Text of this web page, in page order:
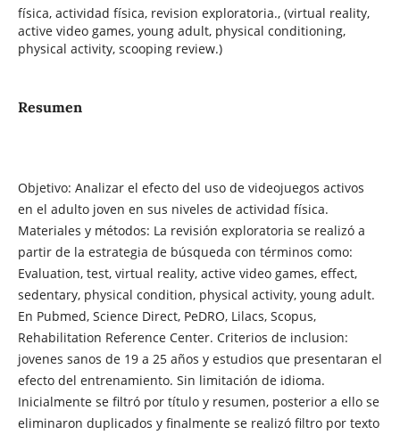
física, actividad física, revision exploratoria., (virtual reality,
active video games, young adult, physical conditioning,
physical activity, scooping review.)
Resumen
Objetivo: Analizar el efecto del uso de videojuegos activos
en el adulto joven en sus niveles de actividad física.
Materiales y métodos: La revisión exploratoria se realizó a
partir de la estrategia de búsqueda con términos como:
Evaluation, test, virtual reality, active video games, effect,
sedentary, physical condition, physical activity, young adult.
En Pubmed, Science Direct, PeDRO, Lilacs, Scopus,
Rehabilitation Reference Center. Criterios de inclusion:
jovenes sanos de 19 a 25 años y estudios que presentaran el
efecto del entrenamiento. Sin limitación de idioma.
Inicialmente se filtró por título y resumen, posterior a ello se
eliminaron duplicados y finalmente se realizó filtro por texto